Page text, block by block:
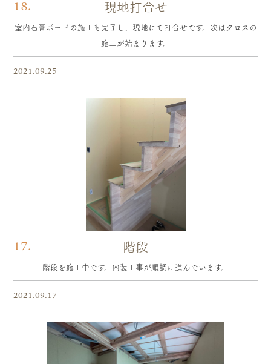
現地打合せ
室内石膏ボードの施工も完了し、現地にて打合せです。次はクロスの
施工が始まります。
2021.09.25
17. 階段
階段を施工中です。内装工事が順調に進んでいます。
2021.09.17